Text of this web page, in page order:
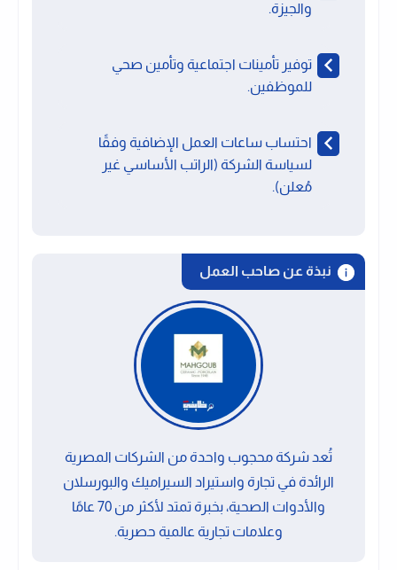
والجيزة.
توفير تأمينات اجتماعية وتأمين صحي
للموظفين.
احتساب ساعات العمل الإضافية وفقًا
لسياسة الشركة (الراتب الأساسي غير
مُعلن).
نبذة عن صاحب العمل
تُعد شركة محجوب واحدة من الشركات المصرية
الرائدة في تجارة واستيراد السيراميك والبورسلان
والأدوات الصحية، بخبرة تمتد لأكثر من 70 عامًا
وعلامات تجارية عالمية حصرية.